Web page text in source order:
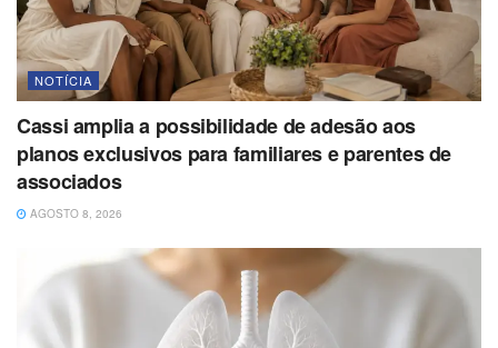
NOTÍCIA
Cassi amplia a possibilidade de adesão aos
planos exclusivos para familiares e parentes de
associados
AGOSTO 8, 2026